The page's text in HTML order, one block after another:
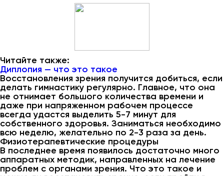
Читайте также:
Диплопия — что это такое
Восстановления зрения получится добиться, если
делать гимнастику регулярно. Главное, что она
не отнимает большого количества времени и
даже при напряженном рабочем процессе
всегда удастся выделить 5-7 минут для
собственного здоровья. Заниматься необходимо
всю неделю, желательно по 2-3 раза за день.
Физиотерапевтические процедуры
В последнее время появилось достаточно много
аппаратных методик, направленных на лечение
проблем с органами зрения. Что это такое и